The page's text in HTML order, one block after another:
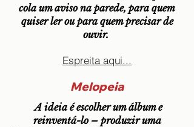
cola um aviso na parede, para quem
quiser ler ou para quem precisar de
ouvir.
Espreita aqui...
Melopeia
A ideia é escolher um álbum e
reinventá-lo – produzir uma